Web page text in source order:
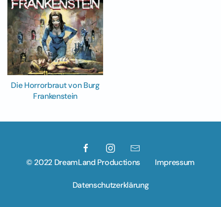
Die Horrorbraut von Burg
Frankenstein
© 2022 DreamLand Productions Impressum
Datenschutzerklärung